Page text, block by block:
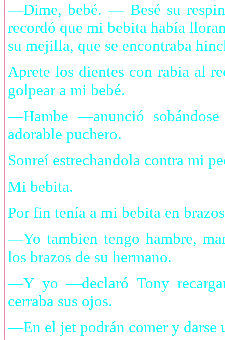
—Dime, bebé. — Besé su
recordó que mi bebita había
su mejilla, que se encontraba
Aprete los dientes con rabia al
golpear a mi bebé.
—Hambe —anunció
adorable puchero.
Sonreí estrechandola contra mi
Mi bebita.
Por fin tenía a mi bebita en
—Yo tambien tengo hambre,
los brazos de su hermano.
—Y yo —declaró Tony
cerraba sus ojos.
—En el jet podrán comer y